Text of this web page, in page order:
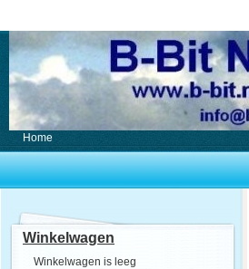
Home
Winkelwagen
Winkelwagen is leeg